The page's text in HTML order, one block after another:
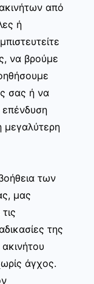
από
ή
να βρούμε
σας ή να
των
μας
της
άγχος.